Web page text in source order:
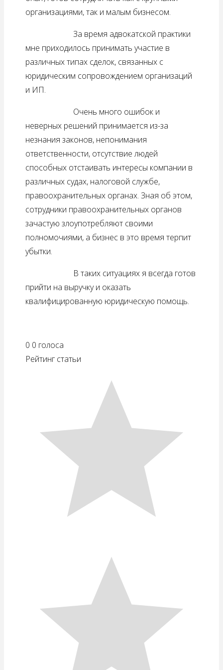
организациями, так и малым бизнесом.
За время адвокатской практики
мне приходилось принимать участие в
различных типах сделок, связанных с
юридическим сопровождением организаций
и ИП.
Очень много ошибок и
неверных решений принимается из-за
незнания законов, непонимания
ответственности, отсутствие людей
способных отстаивать интересы компании в
различных судах, налоговой службе,
правоохранительных органах. Зная об этом,
сотрудники правоохранительных органов
зачастую злоупотребляют своими
полномочиями, а бизнес в это время терпит
убытки.
В таких ситуациях я всегда готов
прийти на выручку и оказать
квалифицированную юридическую помощь.
0 0 голоса
Рейтинг статьи